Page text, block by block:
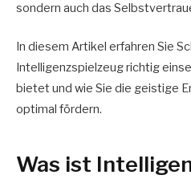
sondern auch das
In diesem Artikel erfahren Sie
Intelligenzspielzeug richtig
bietet und wie Sie die geistige
optimal fördern.
Was ist